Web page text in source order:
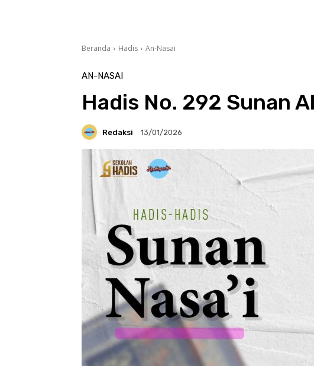
Beranda Hadis An-Nasai
AN-NASAI
Hadis No. 292 Sunan
Redaksi 13/01/2026